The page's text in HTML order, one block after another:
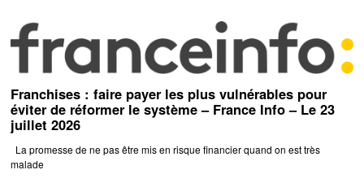
Franchises : faire payer les plus vulnérables pour
éviter de réformer le système – France Info – Le 23
juillet 2026
La promesse de ne pas être mis en risque financier quand on est très
malade